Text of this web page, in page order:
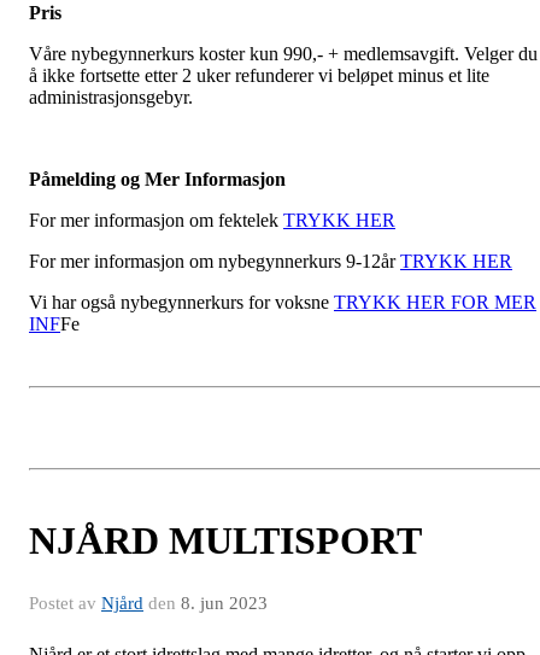
Pris
Våre nybegynnerkurs koster kun 990,- + medlemsavgift. Velger du
å ikke fortsette etter 2 uker refunderer vi beløpet minus et lite
administrasjonsgebyr.
Påmelding og Mer Informasjon
For mer informasjon om fektelek TRYKK HER
For mer informasjon om nybegynnerkurs 9-12årTRYKK HER
Vi har også nybegynnerkurs for voksne TRYKK HER FOR MER
INFFe
NJÅRD MULTISPORT
Postet av Njård den 8. jun 2023